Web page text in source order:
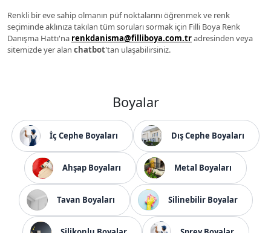
Renkli bir eve sahip olmanın püf noktalarını öğrenmek ve renk
seçiminde aklınıza takılan tüm soruları sormak için Filli Boya Renk
Danışma Hattı'na renkdanisma@filliboya.com.tradresinden veya
sitemizde yer alan chatbot'tan ulaşabilirsiniz.
Boyalar
İç Cephe Boyaları Dış Cephe Boyaları
Ahşap Boyaları Metal Boyaları
Tavan Boyaları Silinebilir Boyalar